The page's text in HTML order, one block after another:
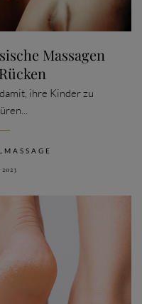
Massagen
ihre Kinder zu